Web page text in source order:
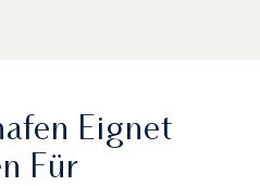
„Big Sky
Eignet
Für